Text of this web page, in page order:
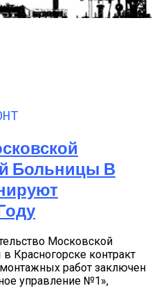
Больницы В
Московской
Красногорске контракт
работ заключен
управление №1»,